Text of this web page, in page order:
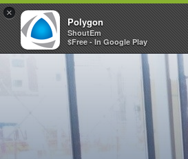
×
Polygon
ShoutEm
$Free - In Google Play